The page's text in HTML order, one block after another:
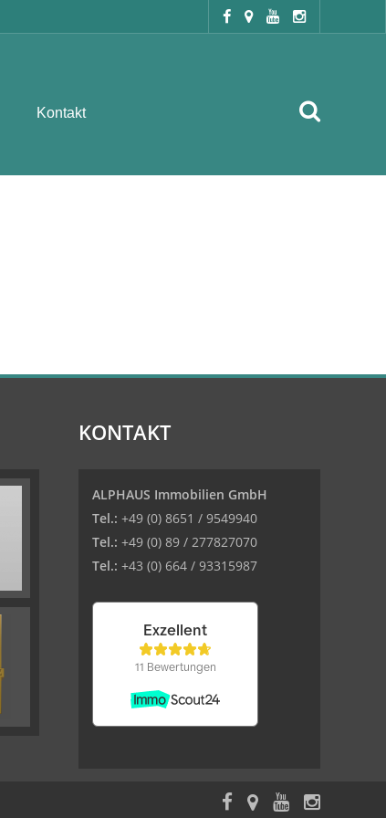
Kontakt
KONTAKT
ALPHAUS Immobilien GmbH
Tel.: +49 (0) 8651 / 9549940
Tel.: +49 (0) 89 / 277827070
Tel.: +43 (0) 664 / 93315987